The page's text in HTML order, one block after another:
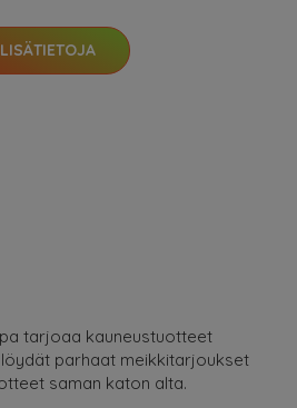
LISÄTIETOJA
tarjoaa kauneustuotteet
parhaat meikkitarjoukset
saman katon alta.